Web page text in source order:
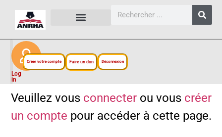
Log
in
Créer votre compte Faire un don Déconnexion
Veuillez vous connecterou vous créer
un compte pour accéder à cette page.